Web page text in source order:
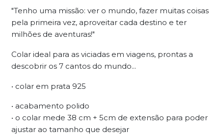
"Tenho uma missão: ver o mundo, fazer muitas coisas
pela primeira vez, aproveitar cada destino e ter
milhões de aventuras!"
Colar ideal para as viciadas em viagens, prontas a
descobrir os 7 cantos do mundo...
• colar em prata 925
• acabamento polido
• o colar mede 38 cm + 5cm de extensão para poder
ajustar ao tamanho que desejar